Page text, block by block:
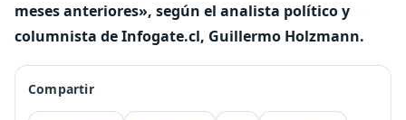
meses anteriores», según el analista político y
columnista de Infogate.cl, Guillermo Holzmann.
Compartir